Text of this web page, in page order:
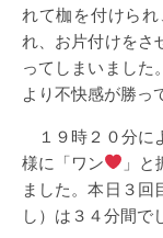
れて枷を付けら
れ、お片付けをさ
ってしまいました
より不快感が勝っ
１９時２０分に
様に「ワン
」
ました。本日３回
し）は３４分間で